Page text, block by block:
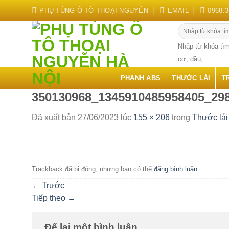
đến
PHỤ TÙNG Ô TÔ THOẠI NGUYỄN EMAIL
Tìm
kiếm:
Nhập từ khóa
cơ, dầu,...
PHANH ABS THƯỚC LÁI
Đã xuất bản 27/06/2023 lúc 155 × 206 trong Thước lái
Trackback đã bị đóng, nhưng bạn có thể đăng bình luận.
← Trước
Tiếp theo →